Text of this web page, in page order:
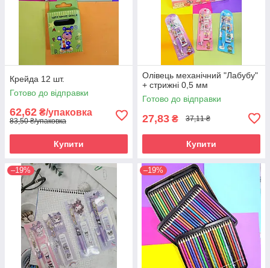
Крейда 12 шт.
Готово до відправки
62,62 ₴/упаковка
83,50 ₴/упаковка
Купити
Олівець механічний "Лабубу"
+ стрижні 0,5 мм
Готово до відправки
27,83 ₴ 37,11 ₴
Купити
–19% –19%